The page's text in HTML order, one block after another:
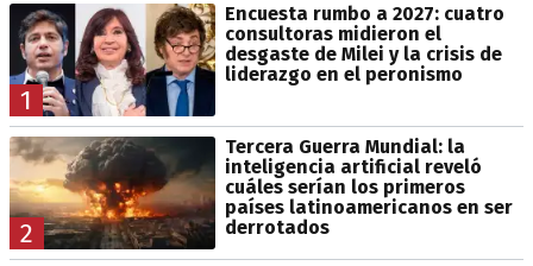
1
Encuesta rumbo a 2027: cuatro
consultoras midieron el
desgaste de Milei y la crisis de
liderazgo en el peronismo
2
Tercera Guerra Mundial: la
inteligencia artificial reveló
cuáles serían los primeros
países latinoamericanos en ser
derrotados